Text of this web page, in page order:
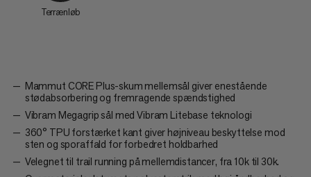
Terrænløb
Mammut CORE Plus-skum mellemsål giver enestående
stødabsorbering og fremragende spændstighed
Vibram Megagrip sål med Vibram Litebase teknologi
360° TPU forstærket kant giver højniveau beskyttelse mod
sten og sporaffald for forbedret holdbarhed
Velegnet til trail running på mellemdistancer, fra 10k til 30k.